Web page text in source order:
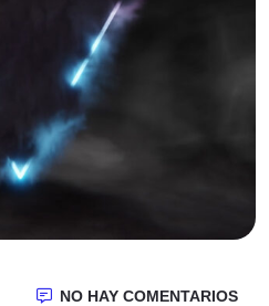
NO HAY COMENTARIOS